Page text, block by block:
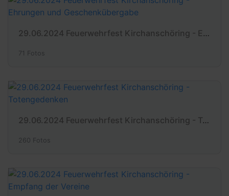
29.06.2024 Feuerwehrfest Kirchanschöring - Ehrungen und Geschenkübergabe
71 Fotos
29.06.2024 Feuerwehrfest Kirchanschöring - Totengedenken
260 Fotos